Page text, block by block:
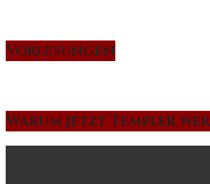
Vorlesungen
Warum jetzt Templer